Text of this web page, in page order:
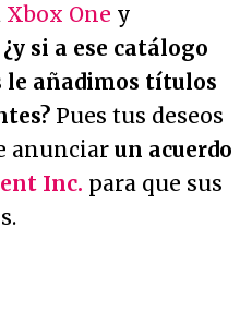
Xbox One y
¿y si a ese catálogo
le añadimos títulos
Pues tus deseos
anunciar un acuerdo
Inc. para que sus